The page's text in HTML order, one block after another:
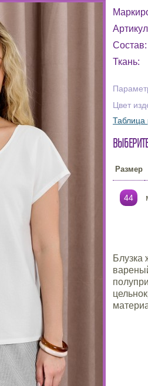
Состав:
Ткань:
Цвет
Таблица
Размер
44
Блузка